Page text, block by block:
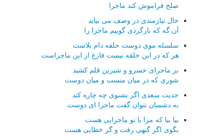
صلح فراموش کند ماجرا
حال نیازمندی در وصف می نیاید
آن گه که بازگردی گوییم ماجرا را
سلسله موی دوست حلقه دام بلاست
هر که در این حلقه نیست فارغ از این ماجراست
بر ماجرای خسرو و شیرین قلم کشید
شوری که در میان منست و میان دوست
حدیث سعدی اگر نشنوی چه چاره کند
به دشمنان نتوان گفت ماجرا ای دوست
بیا بیا که مرا با تو ماجرایی هست
بگوی اگر گنهی رفت و گر خطایی هست